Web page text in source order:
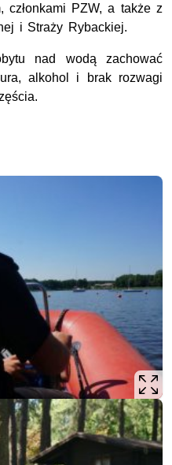
członkami PZW, a także z
i Straży Rybackiej.
nad wodą zachować
alkohol i brak rozwagi